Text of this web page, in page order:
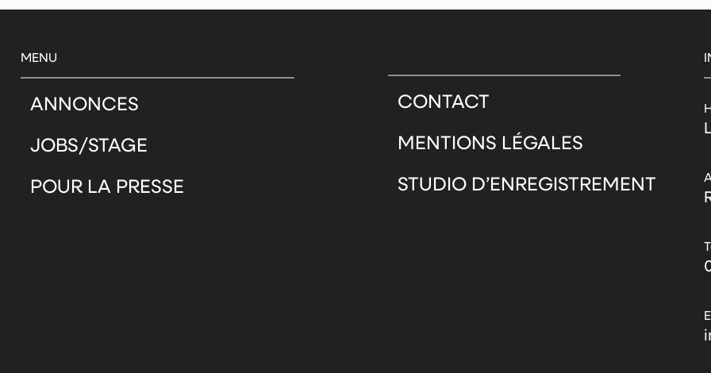
MENU
ANNONCES
JOBS/STAGE
POUR LA PRESSE
CONTACT
MENTIONS LÉGALES
STUDIO D’ENREGISTREMENT